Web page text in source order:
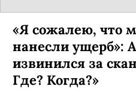
«Я сожалею, что
нанесли ущерб»:
извинился за
Где? Когда?»